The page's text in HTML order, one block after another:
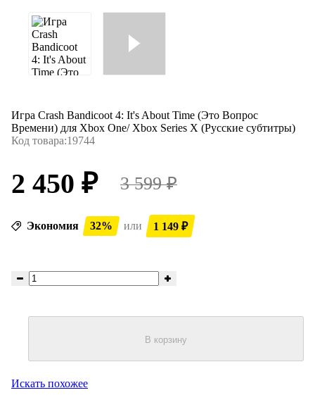
Игра Crash Bandicoot 4: It's About Time (Это Вопрос
Времени) для Xbox One/ Xbox Series X (Русские субтитры)
Код товара:19744
2 450 ₽ 3 599 ₽
Экономия 32% или 1 149 ₽
В корзину
Искать похожее